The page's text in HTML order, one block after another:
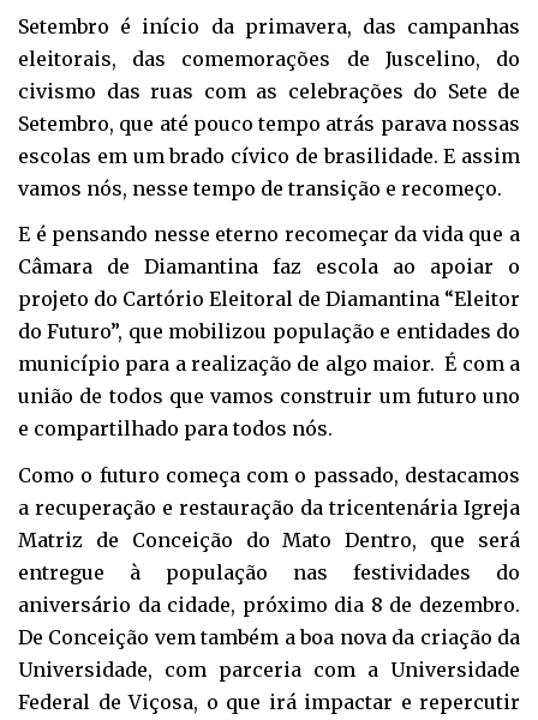
Setembro é início da primavera, das campanhas
eleitorais, das comemorações de Juscelino, do
civismo das ruas com as celebrações do Sete de
Setembro, que até pouco tempo atrás parava nossas
escolas em um brado cívico de brasilidade. E assim
vamos nós, nesse tempo de transição e recomeço.
E é pensando nesse eterno recomeçar da vida que a
Câmara de Diamantina faz escola ao apoiar o
projeto do Cartório Eleitoral de Diamantina “Eleitor
do Futuro”, que mobilizou população e entidades do
município para a realização de algo maior. É com a
união de todos que vamos construir um futuro uno
e compartilhado para todos nós.
Como o futuro começa com o passado, destacamos
a recuperação e restauração da tricentenária Igreja
Matriz de Conceição do Mato Dentro, que será
entregue à população nas festividades do
aniversário da cidade, próximo dia 8 de dezembro.
De Conceição vem também a boa nova da criação da
Universidade, com parceria com a Universidade
Federal de Viçosa, o que irá impactar e repercutir